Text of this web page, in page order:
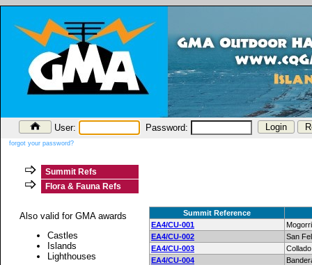
User: Password:
forgot your password?
Summit Refs
Flora & Fauna Refs
Also valid for GMA awards
Castles
Islands
Lighthouses
Summit Reference
EA4/CU-001
EA4/CU-002
San
EA4/CU-003
EA4/CU-004